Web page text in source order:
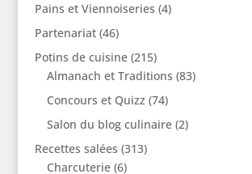
Pains et Viennoiseries (4)
Partenariat(46)
Potins de cuisine(215)
Almanach et Traditions (83)
Concours et Quizz (74)
Salon du blog culinaire(2)
Recettes salées (313)
Charcuterie(6)